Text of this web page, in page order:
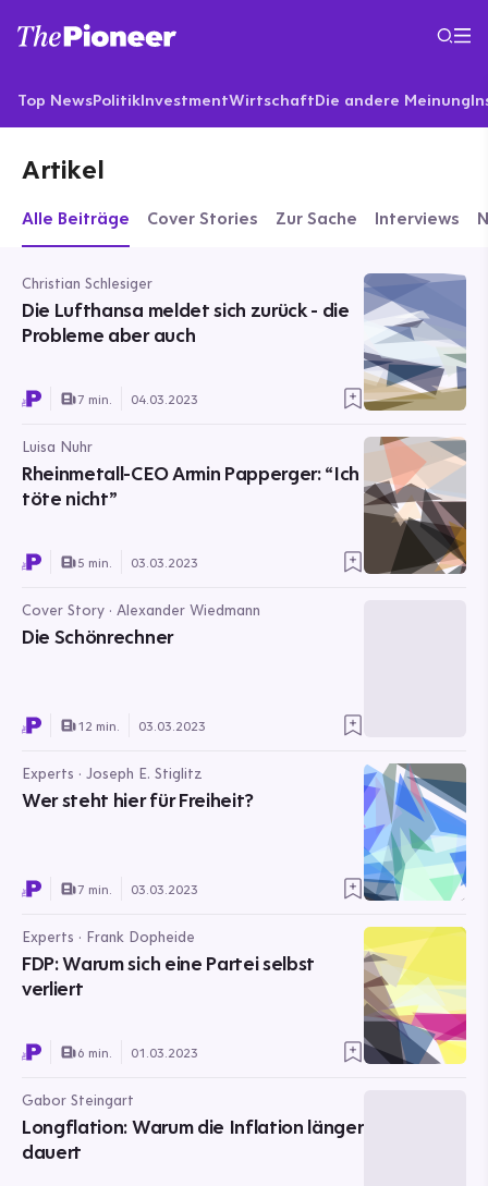
Top NewsPolitikInvestmentWirtschaftDie andere Meinung
Artikel
Alle Beiträge Cover Stories Zur Sache Interviews
Christian Schlesiger
Die Lufthansa meldet sich zurück - die
Probleme aber auch
7 min. 04.03.2023
Luisa Nuhr
Rheinmetall-CEO Armin Papperger: “Ich
töte nicht”
5 min. 03.03.2023
Cover Story · Alexander Wiedmann
Die Schönrechner
12 min. 03.03.2023
Experts · Joseph E. Stiglitz
Wer steht hier für Freiheit?
7 min. 03.03.2023
Experts · Frank Dopheide
FDP: Warum sich eine Partei selbst
verliert
6 min. 01.03.2023
Gabor Steingart
Longflation: Warum die Inflation länger
dauert